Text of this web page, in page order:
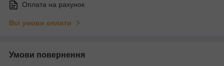
Оплата на рахунок
Всі умови оплати
Умови повернення